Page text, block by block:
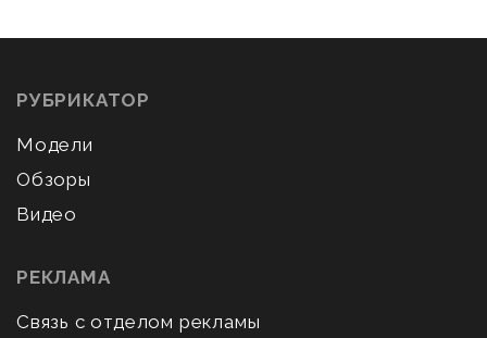
РУБРИКАТОР
Модели
Обзоры
Видео
РЕКЛАМА
Связь с отделом рекламы